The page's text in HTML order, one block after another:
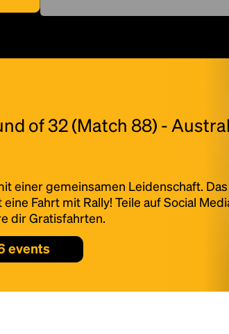
als Rally Point hinzu
of 32 (Match 88) -
einer gemeinsamen Leidenschaft.
Fahrt mit Rally! Teile auf Social
dir Gratisfahrten.
events